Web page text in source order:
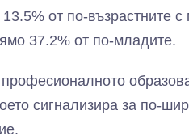
от по-възрастните
37.2% от по-младите.
сигнализира за по-